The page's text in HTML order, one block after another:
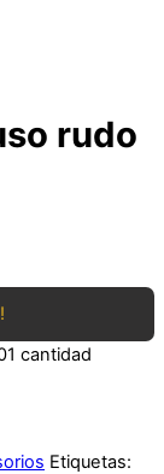
rudo
cantidad
Etiquetas: